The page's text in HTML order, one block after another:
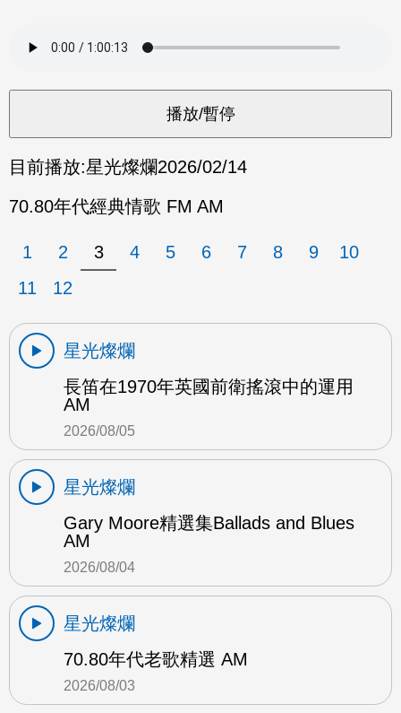
目前播放:星光燦爛2026/02/14
70.80年代經典情歌 FM AM
1 2 3 4 5 6 7 8 9
10
11
12
星光燦爛
長笛在1970年英國前衛搖滾中的運用
AM
2026/08/05
星光燦爛
Gary Moore精選集Ballads and Blues
AM
2026/08/04
星光燦爛
70.80年代老歌精選 AM
2026/08/03